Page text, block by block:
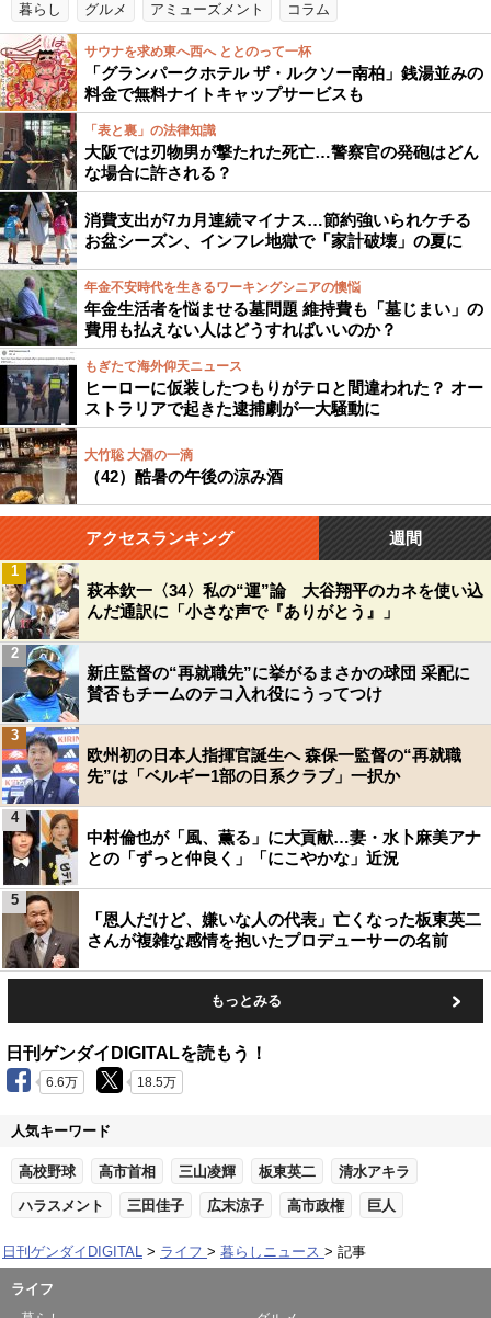
暮らし グルメ アミューズメント コラム
サウナを求め東へ西へ ととのって一杯
「グランパークホテル ザ・ルクソー南柏」銭湯並みの
料金で無料ナイトキャップサービスも
「表と裏」の法律知識
大阪では刃物男が撃たれた死亡…警察官の発砲はどん
な場合に許される？
消費支出が7カ月連続マイナス…節約強いられケチる
お盆シーズン、インフレ地獄で「家計破壊」の夏に
年金不安時代を生きるワーキングシニアの懊悩
年金生活者を悩ませる墓問題 維持費も「墓じまい」の
費用も払えない人はどうすればいいのか？
もぎたて海外仰天ニュース
ヒーローに仮装したつもりがテロと間違われた？ オー
ストラリアで起きた逮捕劇が一大騒動に
大竹聡 大酒の一滴
（42）酷暑の午後の涼み酒
アクセスランキング 週間
萩本欽一〈34〉私の“運”論 大谷翔平のカネを使い込
んだ通訳に「小さな声で『ありがとう』」
1
新庄監督の“再就職先”に挙がるまさかの球団 采配に
賛否もチームのテコ入れ役にうってつけ
2
欧州初の日本人指揮官誕生へ 森保一監督の“再就職
先”は「ベルギー1部の日系クラブ」一択か
3
中村倫也が「風、薫る」に大貢献…妻・水卜麻美アナ
との「ずっと仲良く」「にこやかな」近況
4
「恩人だけど、嫌いな人の代表」亡くなった板東英二
さんが複雑な感情を抱いたプロデューサーの名前
5
もっとみる
日刊ゲンダイDIGITALを読もう！
6.6万 18.5万
人気キーワード
高校野球 高市首相 三山凌輝 板東英二 清水アキラ
ハラスメント 三田佳子 広末涼子 高市政権 巨人
日刊ゲンダイDIGITAL ライフ 暮らしニュース 記事
ライフ